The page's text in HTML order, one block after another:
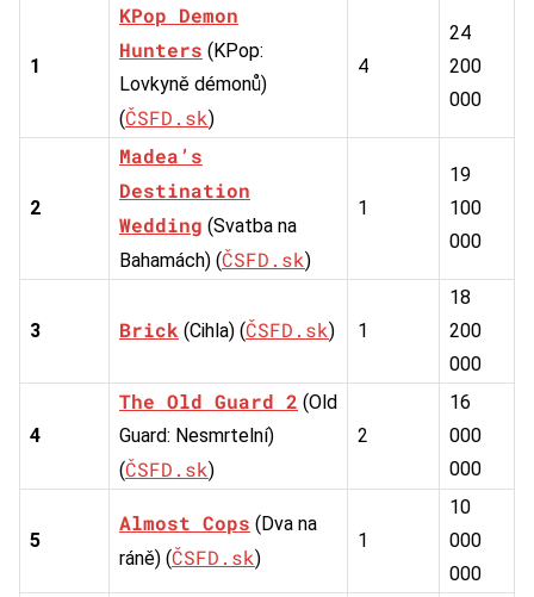
1
KPop Demon
Hunters (KPop:
Lovkyně démonů)
(ČSFD.sk)
4
24
200
000
2
Madea’s
Destination
Wedding (Svatba na
Bahamách) (ČSFD.sk)
1
19
100
000
3 Brick (Cihla) (ČSFD.sk) 1
18
200
000
4
The Old Guard 2 (Old
Guard: Nesmrtelní)
(ČSFD.sk)
2
16
000
000
5
Almost Cops (Dva na
ráně) (ČSFD.sk)
1
10
000
000